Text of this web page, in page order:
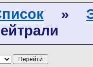
»